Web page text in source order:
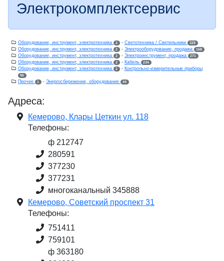
Электрокомплектсервис
Оборудование, инструмент, электротехника 2 - Светотехника / Светильники 329
Оборудование, инструмент, электротехника 2 - Электрооборудование, продажа 168
Оборудование, инструмент, электротехника 2 - Электроинструмент, продажа 271
Оборудование, инструмент, электротехника 2 - Кабель 234
Оборудование, инструмент, электротехника 2 - Контрольно-измерительные приборы
95
Прочее 1 - Энергосбережение, оборудование 44
Адреса:
Кемерово, Клары Цеткин ул. 118
Телефоны:
ф 212747
280591
377230
377231
многоканальный 345888
Кемерово, Советский проспект 31
Телефоны:
751411
759101
ф 363180